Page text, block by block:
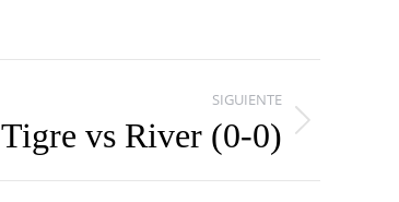
SIGUIENTE
Tigre vs River (0-0)